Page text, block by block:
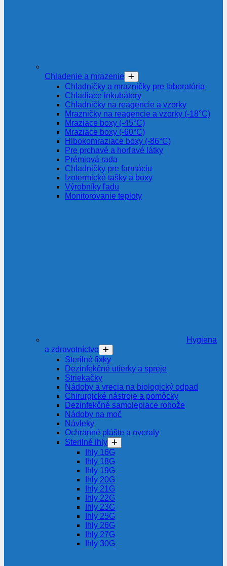
Chladenie a mrazenie
Chladničky a mrazničky pre laboratória
Chladiace inkubátory
Chladničky na reagencie a vzorky
Mrazničky na reagencie a vzorky (-18°C)
Mraziace boxy (-45°C)
Mraziace boxy (-60°C)
Hlbokomraziace boxy (-86°C)
Pre prchavé a horľavé látky
Prémiová rada
Chladničky pre farmáciu
Izotermické tašky a boxy
Výrobníky ľadu
Monitorovanie teploty
Hygiena
a zdravotníctvo
Sterilné fixky
Dezinfekčné utierky a spreje
Striekačky
Nádoby a vrecia na biologický odpad
Chirurgické nástroje a pomôcky
Dezinfekčné samolepiace rohože
Nádoby na moč
Návleky
Ochranné plášte a overaly
Sterilné ihly
Ihly 16G
Ihly 18G
Ihly 19G
Ihly 20G
Ihly 21G
Ihly 22G
Ihly 23G
Ihly 25G
Ihly 26G
Ihly 27G
Ihly 30G